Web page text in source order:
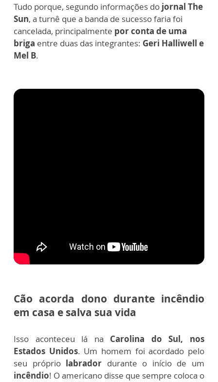
Tudo porque, segundo informações do jornal The
Sun, a turnê que a banda de sucesso faria foi
cancelada, principalmente por conta de uma
briga entre duas das integrantes: Geri Halliwell e
Mel B.
Cão acorda dono durante incêndio
em casa e salva sua vida
Isso aconteceu lá na Carolina do Sul, nos
Estados Unidos. Um homem foi acordado pelo
seu própriolabrador durante o início de um
incêndio! O americano disse que sempre coloca o